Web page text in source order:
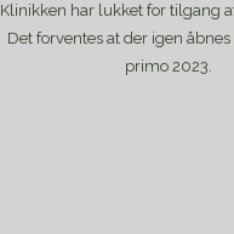
Klinikken har lukket for tilgang
Det forventes at der igen
primo 2023.